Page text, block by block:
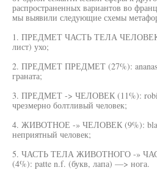
распространенных вариантов во
мы выявили следующие схемы
1. ПРЕДМЕТ ЧАСТЬ ТЕЛА
лист) ухо;
2. ПРЕДМЕТ ПРЕДМЕТ (27%): ananas
граната;
3. ПРЕДМЕТ -> ЧЕЛОВЕК (11%):
чрезмерно болтливый человек;
4. ЖИВОТНОЕ -» ЧЕЛОВЕК (9%):
неприятный человек;
5. ЧАСТЬ ТЕЛА ЖИВОТНОГО -»
(4%): patte n.f. (букв, лапа) —> нога.